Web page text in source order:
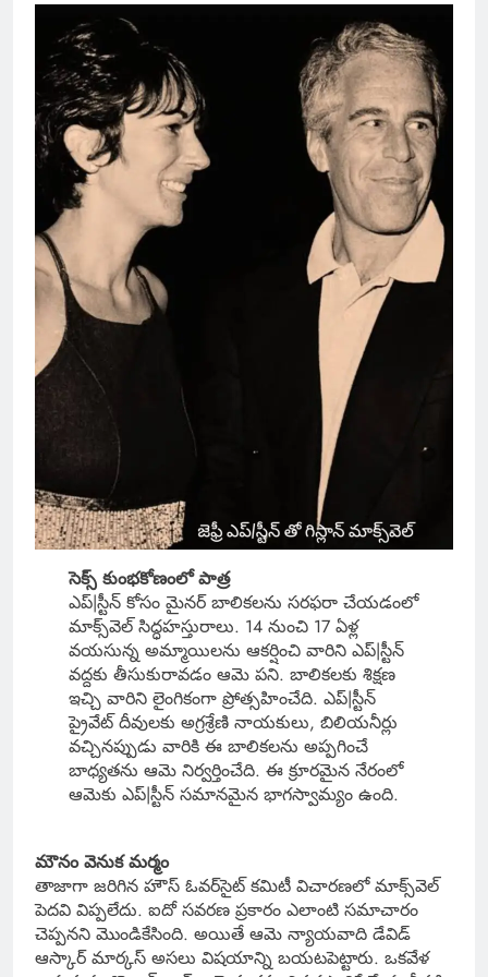
సెక్స్ కుంభకోణంలో పాత్ర
ఎప్|స్టీన్ కోసం మైనర్ బాలికలను సరఫరా చేయడంలో
మాక్స్‌వెల్ సిద్ధహస్తురాలు. 14 నుంచి 17 ఏళ్ల
వయసున్న అమ్మాయిలను ఆకర్షించి వారిని ఎప్|స్టీన్
వద్దకు తీసుకురావడం ఆమె పని. బాలికలకు శిక్షణ
ఇచ్చి వారిని లైంగికంగా ప్రోత్సహించేది. ఎప్|స్టీన్
ప్రైవేట్ దీవులకు అగ్రశ్రేణి నాయకులు, బిలియనీర్లు
వచ్చినప్పుడు వారికి ఈ బాలికలను అప్పగించే
బాధ్యతను ఆమె నిర్వర్తించేది. ఈ క్రూరమైన నేరంలో
ఆమెకు ఎప్|స్టీన్ సమానమైన భాగస్వామ్యం ఉంది.
మౌనం వెనుక మర్మం
తాజాగా జరిగిన హౌస్ ఓవర్‌సైట్ కమిటీ విచారణలో మాక్స్‌వెల్
పెదవి విప్పలేదు. ఐదో సవరణ ప్రకారం ఎలాంటి సమాచారం
చెప్పనని మొండికేసింది. అయితే ఆమె న్యాయవాది డేవిడ్
ఆస్కార్ మార్కస్ అసలు విషయాన్ని బయటపెట్టారు. ఒకవేళ